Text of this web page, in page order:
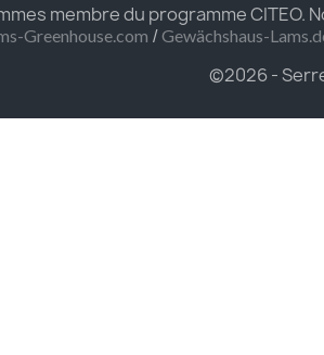
membre du programme CITEO.
Greenhouse.com /Gewächshaus-
©2026 -